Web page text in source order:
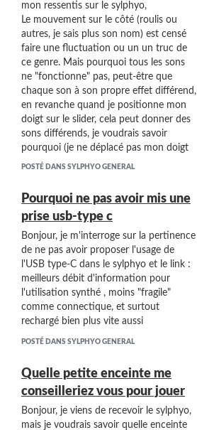
mon ressentis sur le sylphyo,
Le mouvement sur le côté (roulis ou
autres, je sais plus son nom) est censé
faire une fluctuation ou un un truc de
ce genre. Mais pourquoi tous les sons
ne "fonctionne" pas, peut-être que
chaque son à son propre effet différend,
en revanche quand je positionne mon
doigt sur le slider, cela peut donner des
sons différends, je voudrais savoir
pourquoi (je ne déplacé pas mon doigt
sur le slider, juste un placement sur le
Ensuite la clef d'octave, je n'y
comprends pas grand chose, des fois je
passe de 3-5 (ça c'est l'octave) par
contre comment passer simplement du
1 a 2. Car je n'arrive pas à reste sur le 2,
cela passe de 1 au 3 directement, soit
c'est un problème du sylphyo (mais peu
de chance) soit c'est moi qui m'y prend
mal (forte chance) comment changé
d'octave car en appuyant j'ai vraiment
l'impression d'en avoir 3 octaves.
POSTÉ DANS SYLPHYO GENERAL
Pourquoi ne pas avoir mis une
prise usb-type c
Bonjour, je m'interroge sur la pertinence
de ne pas avoir proposer l'usage de
l'USB type-C dans le sylphyo et le link :
meilleurs débit d'information pour
l'utilisation synthé , moins "fragile"
comme connectique, et surtout
rechargé bien plus vite aussi
POSTÉ DANS SYLPHYO GENERAL
Quelle petite enceinte me
conseilleriez vous pour jouer
Bonjour, je viens de recevoir le sylphyo,
mais je voudrais savoir quelle enceinte